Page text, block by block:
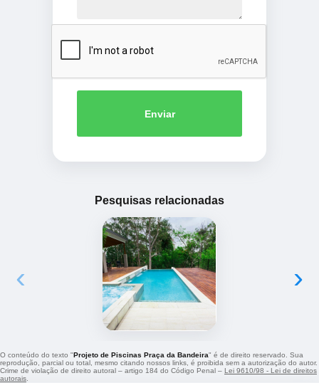
Enviar
Pesquisas relacionadas
‹ ›
O conteúdo do texto "Projeto de Piscinas Praça da Bandeira" é de direito reservado. Sua
reprodução, parcial ou total, mesmo citando nossos links, é proibida sem a autorização do autor.
Crime de violação de direito autoral – artigo 184 do Código Penal – Lei 9610/98 - Lei de direitos
autorais